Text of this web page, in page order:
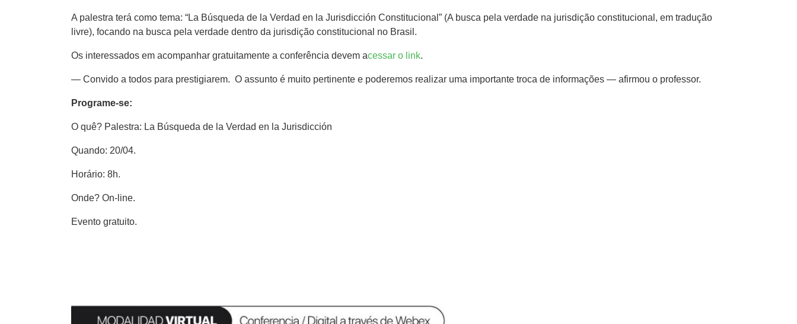
A palestra terá como tema: “La Búsqueda de la Verdad en la Jurisdicción Constitucional” (A busca pela verdade na jurisdição constitucional, em tradução
livre), focando na busca pela verdade dentro da jurisdição constitucional no Brasil.
Os interessados em acompanhar gratuitamente a conferência devem acessar o link.
— Convido a todos para prestigiarem. O assunto é muito pertinente e poderemos realizar uma importante troca de informações — afirmou o professor.
Programe-se:
O quê? Palestra: La Búsqueda de la Verdad en la Jurisdicción
Quando: 20/04.
Horário: 8h.
Onde? On-line.
Evento gratuito.